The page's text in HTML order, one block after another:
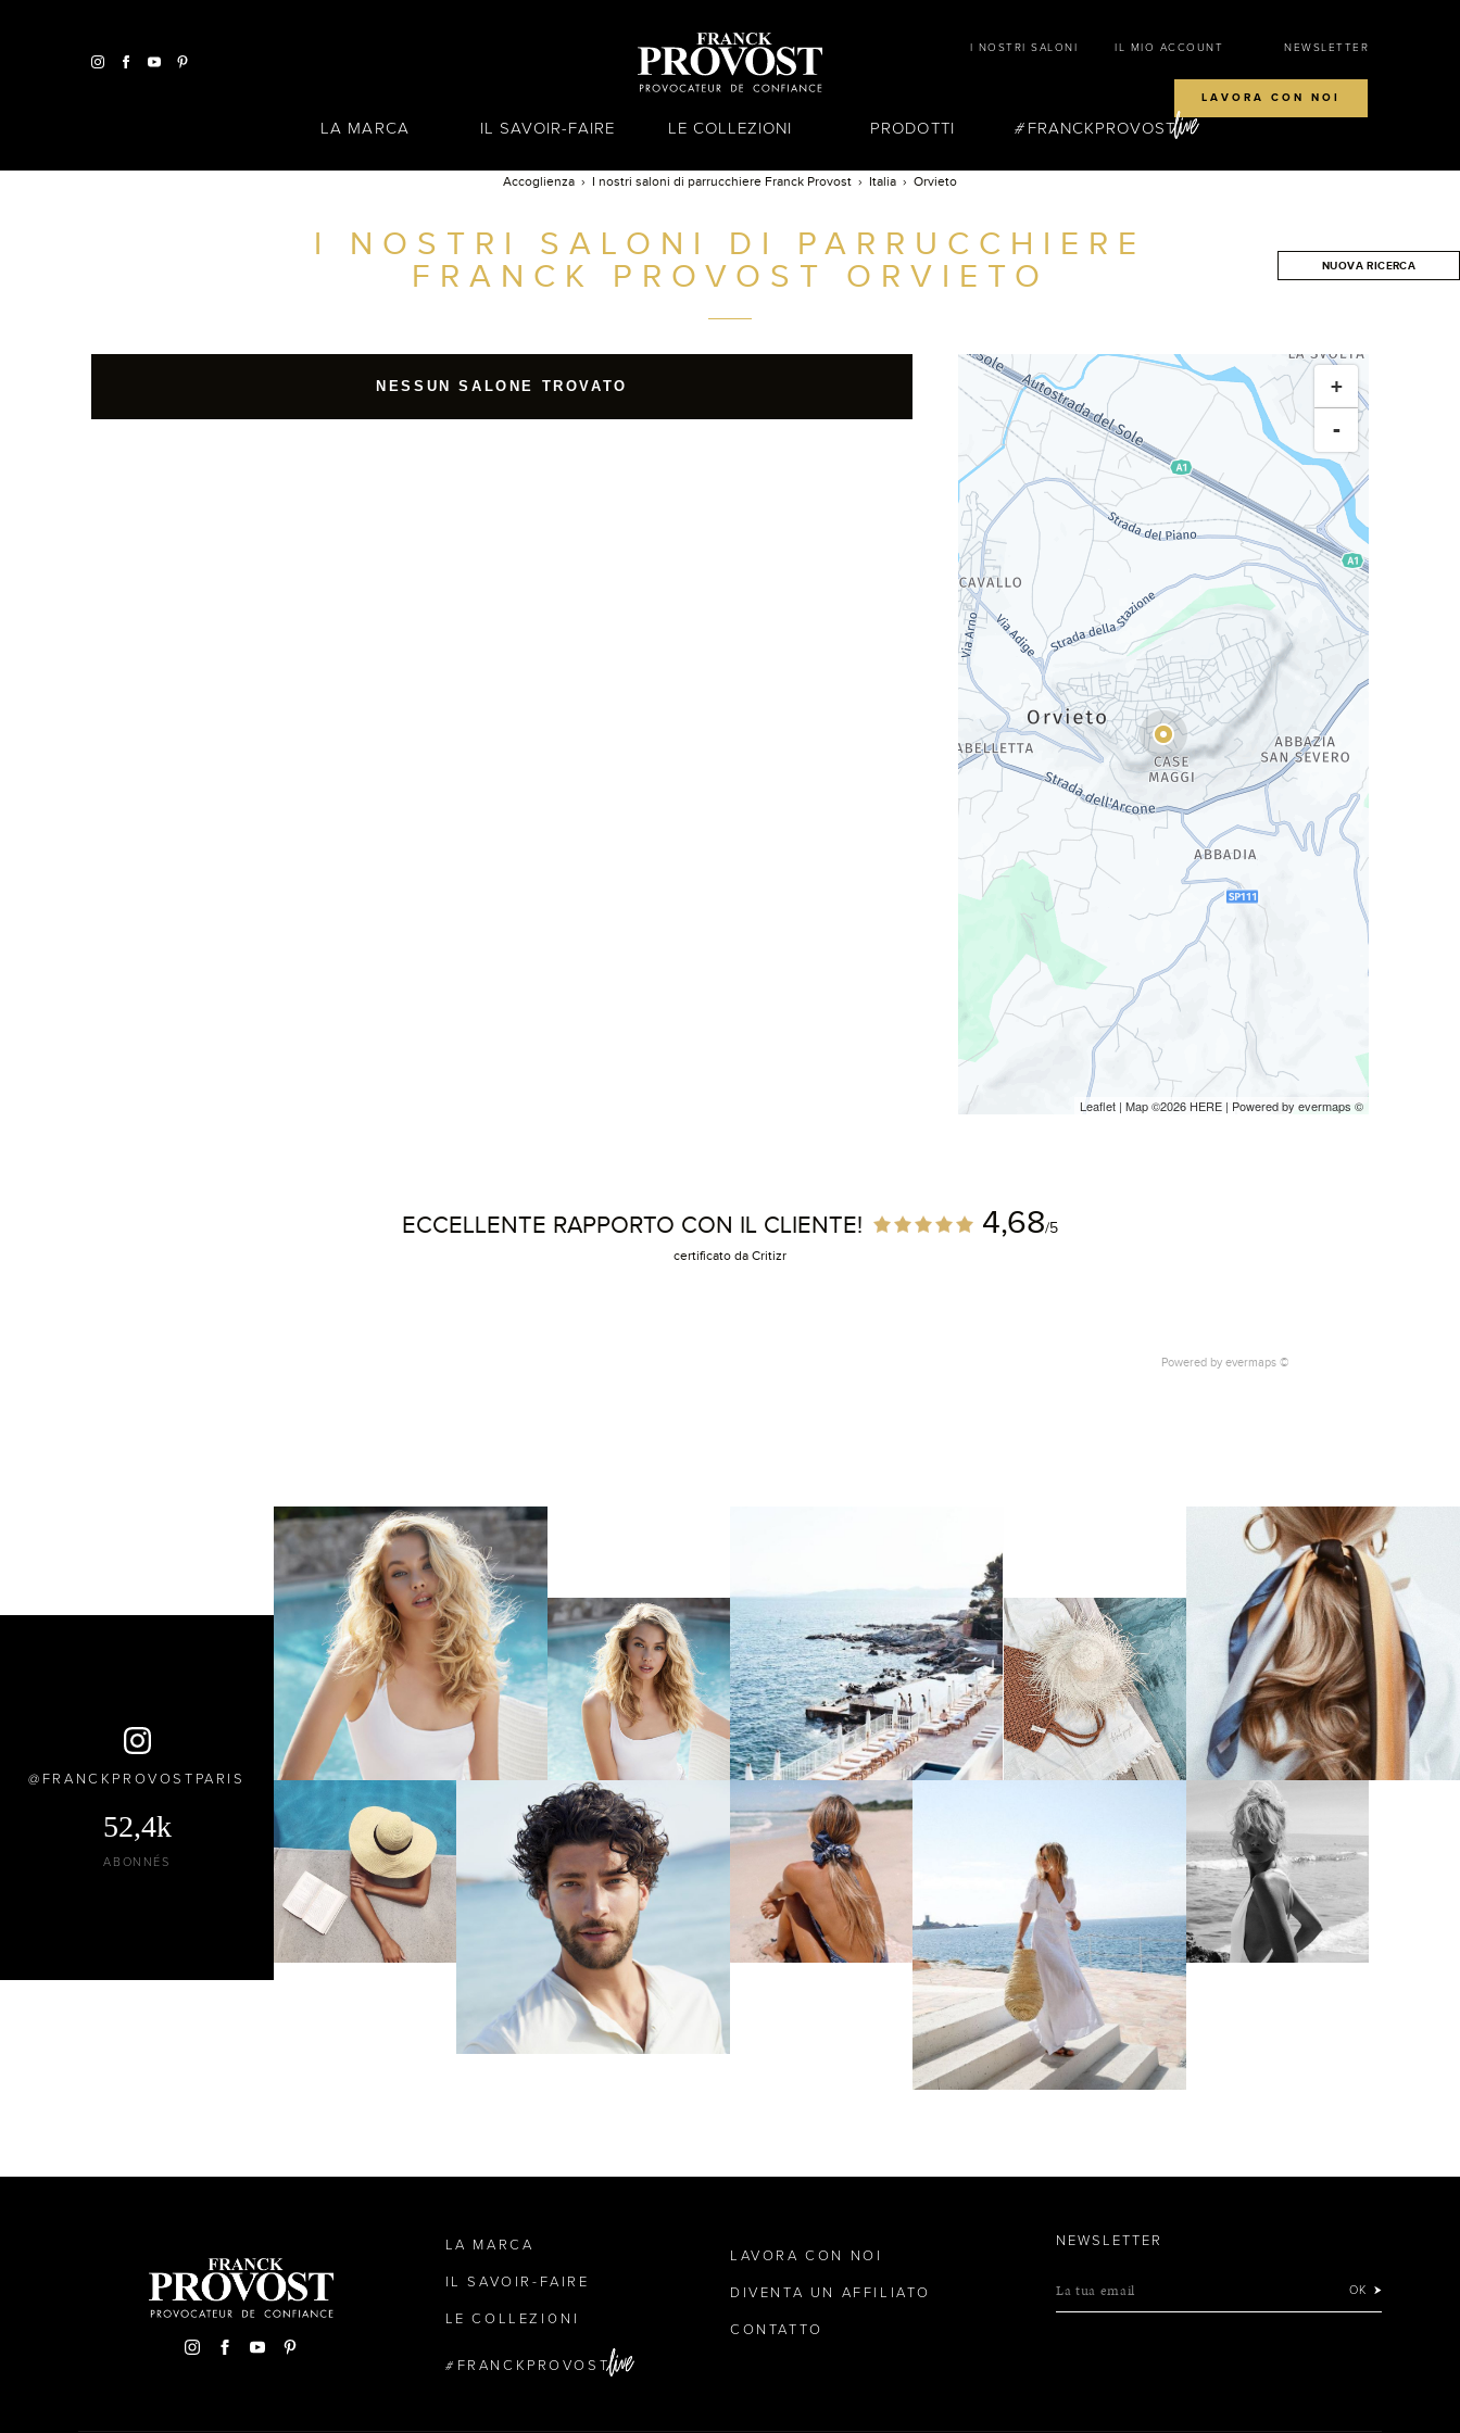
Accoglienza I nostri saloni di parrucchiere Franck Provost Italia Orvieto
I NOSTRI SALONI DI PARRUCCHIERE
FRANCK PROVOST
ORVIETO NUOVA RICERCA
+
-
Leaflet | Map ©2026HERE | Powered by evermaps ©
NESSUN SALONE TROVATO
ECCELLENTE RAPPORTO CON IL CLIENTE! 4,68/5
certificato da Critizr
Powered by evermaps ©
I NOSTRI SALONI IL MIO ACCOUNT NEWSLETTER
LAVORA CON NOI
LA MARCA IL SAVOIR-FAIRE LE COLLEZIONI PRODOTTI FRANCKPROVOST
FRANCKPROVOSTPARIS
52,4k
ABONNÉS
LA MARCA
IL SAVOIR-FAIRE
LE COLLEZIONI
FRANCKPROVOST
LAVORA CON NOI
DIVENTA UN AFFILIATO
CONTATTO
NEWSLETTER
La tua email OK